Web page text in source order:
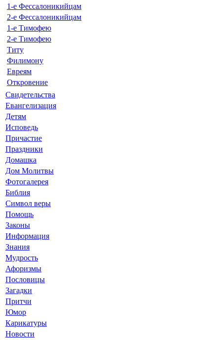
1-е Фессалоникийцам
2-е Фессалоникийцам
1-е Тимофею
2-е Тимофею
Титу
Филимону
Евреям
Откровение
Свидетельства
Евангелизация
Детям
Исповедь
Причастие
Праздники
Домашка
Дом Молитвы
Фотогалерея
Библия
Символ веры
Помощь
Законы
Информация
Знания
Мудрость
Афоризмы
Пословицы
Загадки
Притчи
Юмор
Карикатуры
Новости